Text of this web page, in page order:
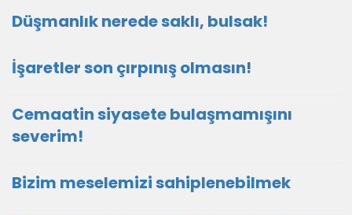
Düşmanlık nerede saklı, bulsak!
İşaretler son çırpınış olmasın!
Cemaatin siyasete bulaşmamışını
severim!
Bizim meselemizi sahiplenebilmek